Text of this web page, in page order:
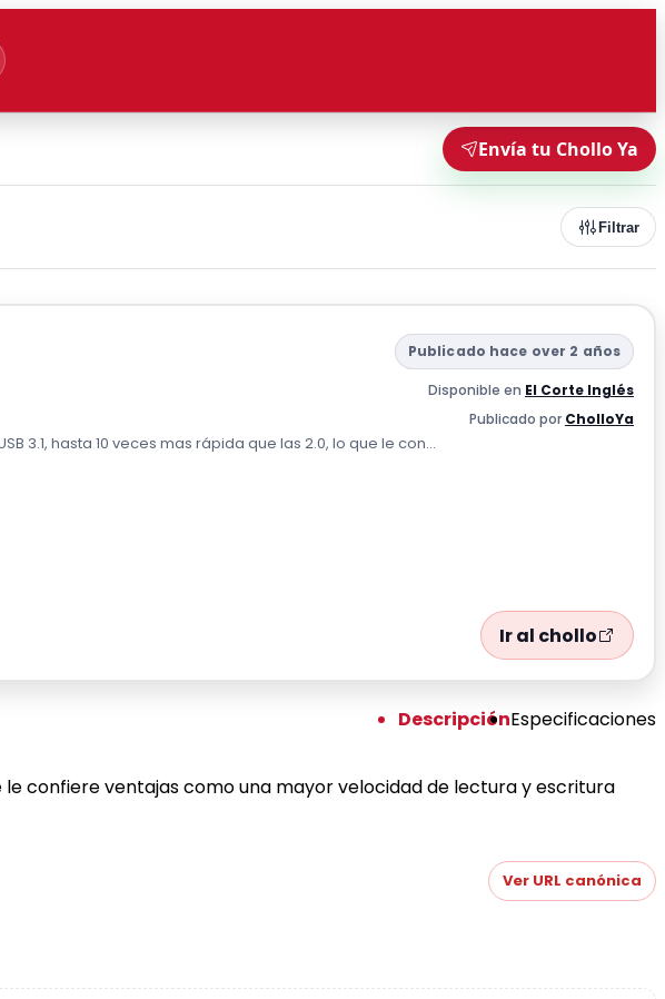
Envía tu Chollo Ya
Filtrar
Publicado hace over 2 años
Disponible en El Corte Inglés
Publicado por CholloYa
3.1, hasta 10 veces mas rápida que las 2.0, lo que le con...
Ir al chollo
DescripciónEspecificaciones
le confiere ventajas como una mayor velocidad de lectura y escritura
Ver URL canónica